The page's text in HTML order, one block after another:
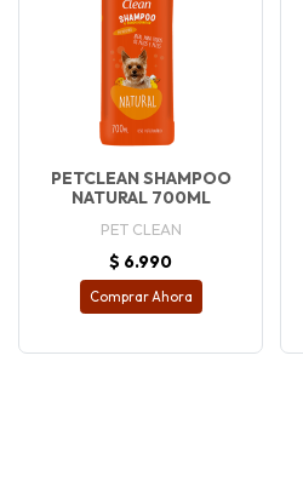
PETCLEAN SHAMPOO
NATURAL 700ML
PET CLEAN
$ 6.990
Comprar Ahora